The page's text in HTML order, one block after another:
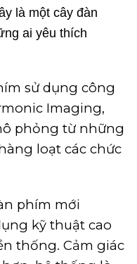
là một cây đàn
ai yêu thích
sử dụng công
Imaging,
phỏng từ những
loạt các chức
phím mới
kỹ thuật cao
thống. Cảm giác